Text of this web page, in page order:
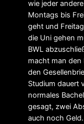
wie jeder
Montags bis
geht und
die Uni gehen
BWL
macht man den
den
Studium dauert
normales
gesagt, zwei
auch noch